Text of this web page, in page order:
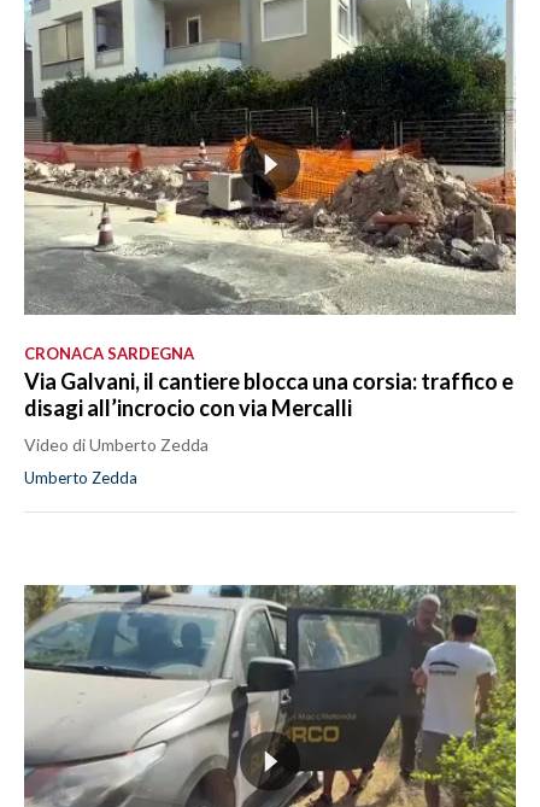
CRONACA SARDEGNA
Via Galvani, il cantiere blocca una corsia: traffico e
disagi all’incrocio con via Mercalli
Video di Umberto Zedda
Umberto Zedda